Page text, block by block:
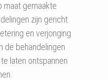
maat gemaakte
zijn gericht
en verjonging
de behandelingen
laten ontspannen